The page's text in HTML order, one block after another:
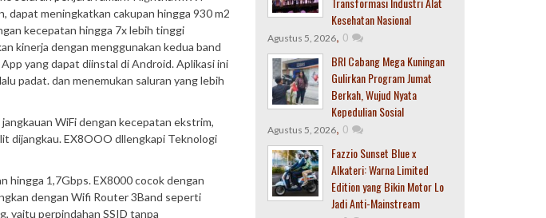
dapat meningkatkan cakupan hingga 930 m2
kecepatan hingga 7x lebih tinggi
kinerja dengan menggunakan kedua band
yang dapat diinstal di Android. Aplikasi ini
padat. dan menemukan saluran yang lebih
WiFi dengan kecepatan ekstrim,
dijangkau. EX8OOO dllengkapi Teknologi
hingga 1,7Gbps. EX8000 cocok dengan
dengan Wifi Router 3Band seperti
yaitu perpindahan SSID tanpa
Kesehatan Nasional
Agustus 5, 2026, 0
BRI Cabang Mega Kuningan
Gulirkan Program Jumat
Berkah, Wujud Nyata
Kepedulian Sosial
Agustus 5, 2026, 0
Fazzio Sunset Blue x
Alkateri: Warna Limited
Edition yang Bikin Motor Lo
Jadi Anti-Mainstream